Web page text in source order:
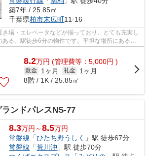
築7年 / 25.85㎡
千葉県柏市末広町11-16
場・エレベータなどが揃っており、とても充実し
ある、駅徒歩6分の物件です。平坦な場所にあるマ
快適です。ニ...
8.2万円 (管理費等：5,000円 )
敷金 1ヶ月 礼金
1ヶ月
8階 / 1K / 25.85㎡
ランドパレスNS-77
8.3万円～8.5万円
常磐線 「ひたち野うしく
」駅 徒歩67分
常磐線 「荒川沖 」駅 徒歩70分